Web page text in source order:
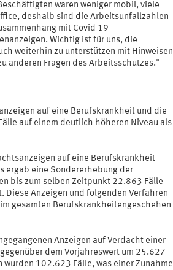
waren weniger mobil, viele
deshalb sind die Arbeitsunfallzahlen
mit Covid 19
Wichtig ist für uns, die
weiterhin zu unterstützen mit Hinweisen
anderen Fragen des Arbeitsschutzes."
auf eine Berufskrankheit und die
auf einem deutlich höheren Niveau als
auf eine Berufskrankheit
ergab eine Sondererhebung der
bis zum selben Zeitpunkt 22.863 Fälle
Anzeigen und folgenden Verfahren
gesamten Berufskrankheitengeschehen
Anzeigen auf Verdacht einer
dem Vorjahreswert um 25.627
102.623 Fälle, was einer Zunahme